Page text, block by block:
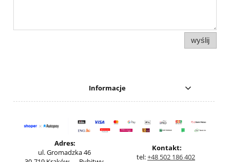
wyślij
Informacje
Adres:
ul. Gromadzka 46
Kontakt:
tel:+48 502 186 402